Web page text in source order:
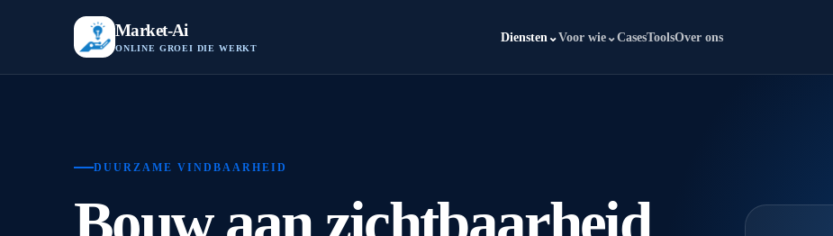
Market-Ai
ONLINE GROEI DIE WERKT
Diensten ⌄Voor wie⌄CasesToolsOver ons
DUURZAME VINDBAARHEID
Bouw aan zichtbaarheid